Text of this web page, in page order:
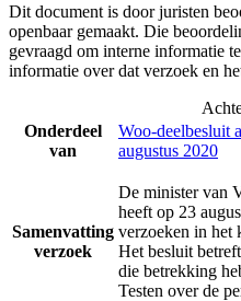
Dit document is door juristen
openbaar gemaakt. Die
gevraagd om interne informatie
informatie over dat verzoek en
Onderdeel
van
Woo-deelbesluit
augustus 2020
Samenvatting
verzoek
De minister van
heeft op 23
verzoeken in het
Het besluit
die betrekking
Testen over de